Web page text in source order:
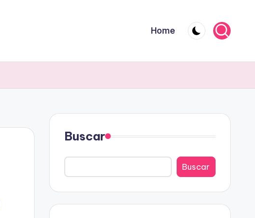
Home
Buscar
Buscar